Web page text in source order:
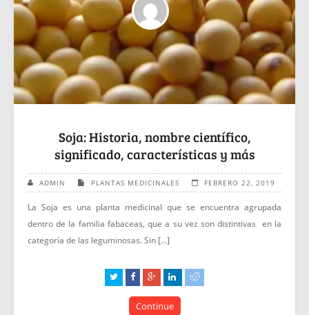
Soja: Historia, nombre científico,
significado, características y más
ADMIN PLANTAS MEDICINALES FEBRERO 22, 2019
La Soja es una planta medicinal que se encuentra agrupada
dentro de la familia fabaceas, que a su vez son distintivas en la
categoría de las leguminosas. Sin [...]
Continue